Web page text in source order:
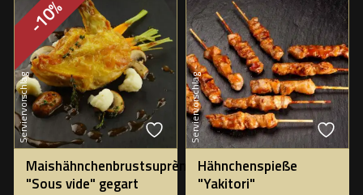
-10%
Serviervorschlag
Maishähnchenbrustsuprème
"Sous vide" gegart
Serviervorschlag
Hähnchenspieße
"Yakitori"